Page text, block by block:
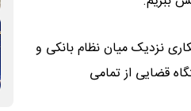
نزدیک میان نظام بانکی و
قضایی از تمامی